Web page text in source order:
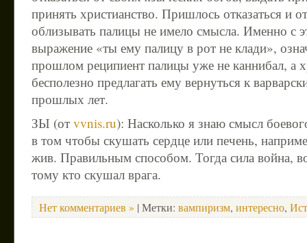
принять христианство. Пришлось отказаться и
облизывать палицы не имело смысла. Именно с
выражение «ты ему палицу в рот не клади»,
прошлом реципиент палицы уже не каннибал, а
бесполезно предлагать ему вернуться к
прошлых лет.
ЗЫ (от vvnis.ru): Насколько я знаю смысл
в том чтобы скушать сердце или печень,
жив. Правильным способом. Тогда сила война,
тому кто скушал врага.
Нет комментариев » | Метки: вампиризм, интересно,